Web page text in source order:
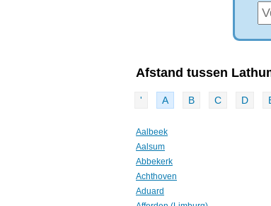
Afstand tussen
' A B C D
Aalbeek
Aalsum
Abbekerk
Achthoven
Aduard